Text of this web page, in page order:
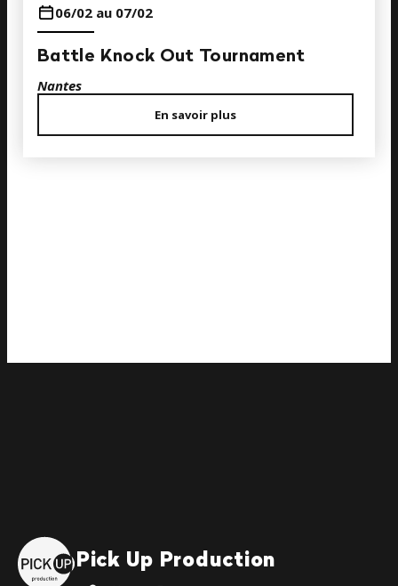
06/02 au 07/02
Battle Knock Out Tournament
Nantes
En savoir plus
Pick Up Production